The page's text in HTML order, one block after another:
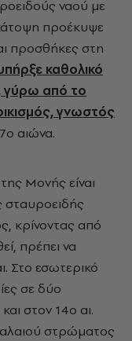
ναού με
προέκυψε
προσθήκες στη
καθολικό
γύρω από το
γνωστός
αιώνα.
Μονής είναι
σταυροειδής
κρίνοντας από
πρέπει να
Στο εσωτερικό
σε δύο
στον 14ο αι.
στρώματος